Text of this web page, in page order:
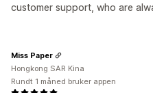
customer support, who are
Miss Paper
Hongkong SAR Kina
Rundt 1 måned bruker appen